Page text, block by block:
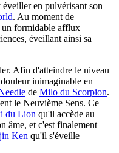
éveiller en pulvérisant son
. Au moment de
un formidable afflux
éveillant ainsi sa
Afin d'atteindre le niveau
inimaginable en
de Milo du Scorpion.
le Neuvième Sens. Ce
du Lion qu'il accède au
âme, et c'est finalement
Ken qu'il s'éveille